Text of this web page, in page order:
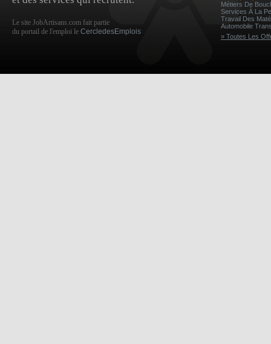
Le site JobArtisans.com fait partie
du portail de l'emploi le CercledesEmplois
Métiers De
Services À La
Travail Des
Automobile
» Toutes Les